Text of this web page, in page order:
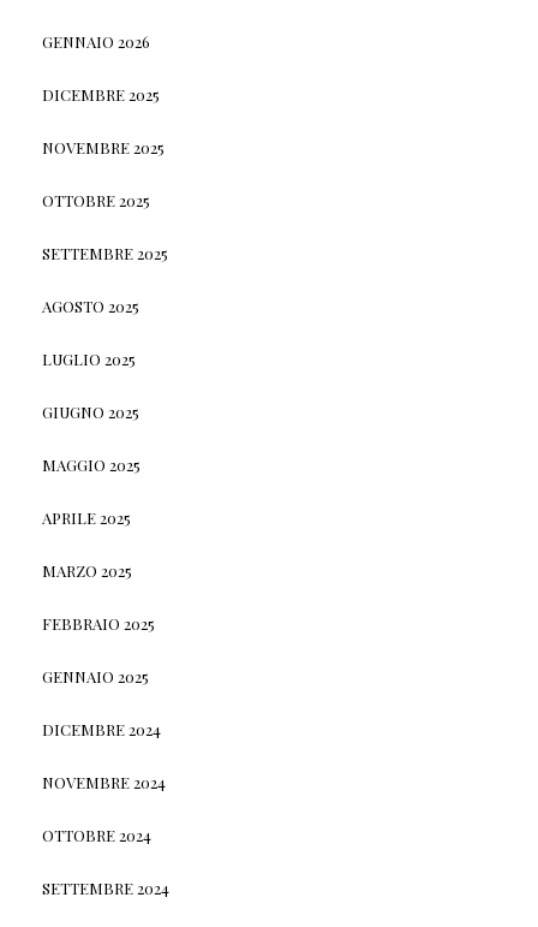
GENNAIO 2026
DICEMBRE 2025
NOVEMBRE 2025
OTTOBRE 2025
SETTEMBRE 2025
AGOSTO 2025
LUGLIO 2025
GIUGNO 2025
MAGGIO 2025
APRILE 2025
MARZO 2025
FEBBRAIO 2025
GENNAIO 2025
DICEMBRE 2024
NOVEMBRE 2024
OTTOBRE 2024
SETTEMBRE 2024